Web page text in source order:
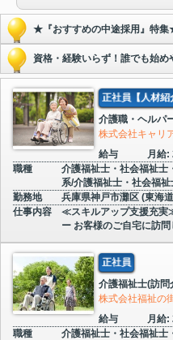
★『おすすめの中途採用』特
資格・経験いらず！誰でも始
正社員【人材紹
介護職・ヘルパ
株式会社キャリ
給与
月給:
職種
介護福祉士・社会福祉士
系/介護福祉士・社会福
勤務地
兵庫県神戸市灘区 (東海
仕事内容
≪スキルアップ支援充実
ー お客様のご自宅に訪
正社員
介護福祉士(訪問
株式会社福祉の
給与
月給:
職種
介護福祉士・社会福祉士